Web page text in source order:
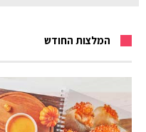
המלצות החודש